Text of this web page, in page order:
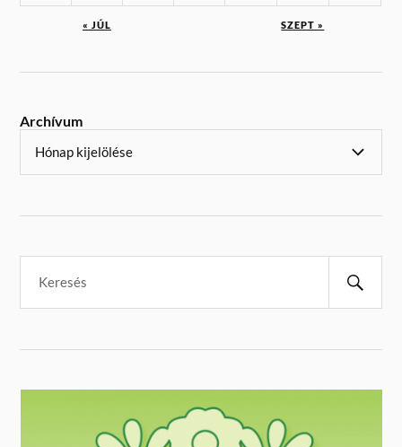
« JÚL SZEPT »
Archívum